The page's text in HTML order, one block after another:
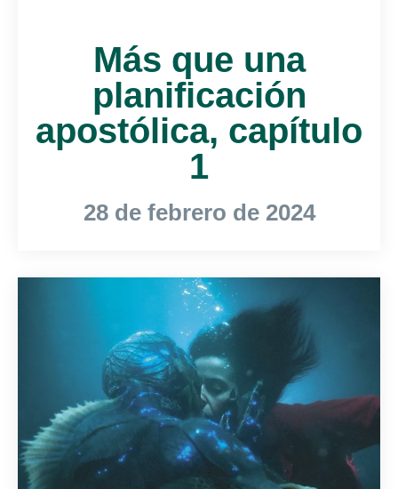
Más que una
planificación
apostólica, capítulo
1
28 de febrero de 2024